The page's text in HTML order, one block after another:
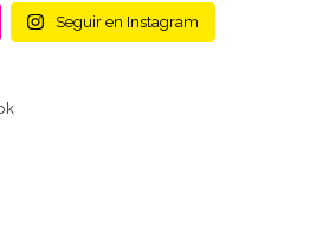
Seguir en Instagram